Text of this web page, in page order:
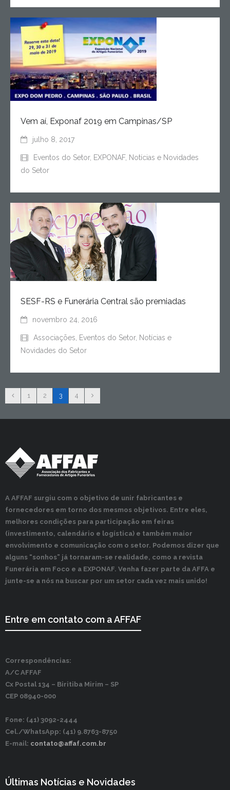
Vem aí, Exponaf 2019 em Campinas/SP
julho 8, 2017
Eventos do Setor, EXPONAF, Notícias e Novidades
do Setor
SESF-RS e Funerária Central são premiadas
novembro 24, 2016
Associações Eventos do Setor, Notícias e
Novidades do Setor
1 2 3 4
A AFFAF surgiu com o objetivo de unir fabricantes e
fornecedores em torno dos mesmos objetivos. Entre eles,
melhores condições para participação em feiras
(investimento, calendário e logística) e também maior
envolvimento e comunicação com o setor. Podemos dizer que
alguns “sonhos” já tornaram-se realidade, como a revista
Funerária em Foco e a EXPONAF. Venha fazer parte da AFFA e
junte-se a nós na buscar por um setor cada vez mais unido!
Entre em contato com a AFFAF
Correspondências:
A/C AFFAF
Cx Postal 134 – Biritiba Mirim – SP
CEP 08940-000
Fone: (41) 3092-2444
Cel./WhatsApp: (41) 9.8763-8750
E-mail: contato@affaf.com.br
Últimas Notícias e Novidades